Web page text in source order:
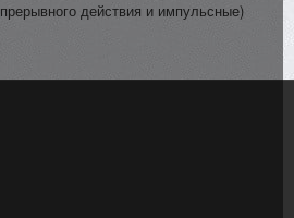
действия и импульсные)